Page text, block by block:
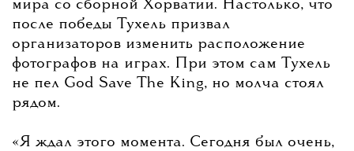
мира со сборной Хорватии. Настолько, что
после победы Тухель призвал
организаторов изменить расположение
фотографов на играх. При этом сам Тухель
не пел God Save The King, но молча стоял
рядом.
«Я ждал этого момента. Сегодня был очень,